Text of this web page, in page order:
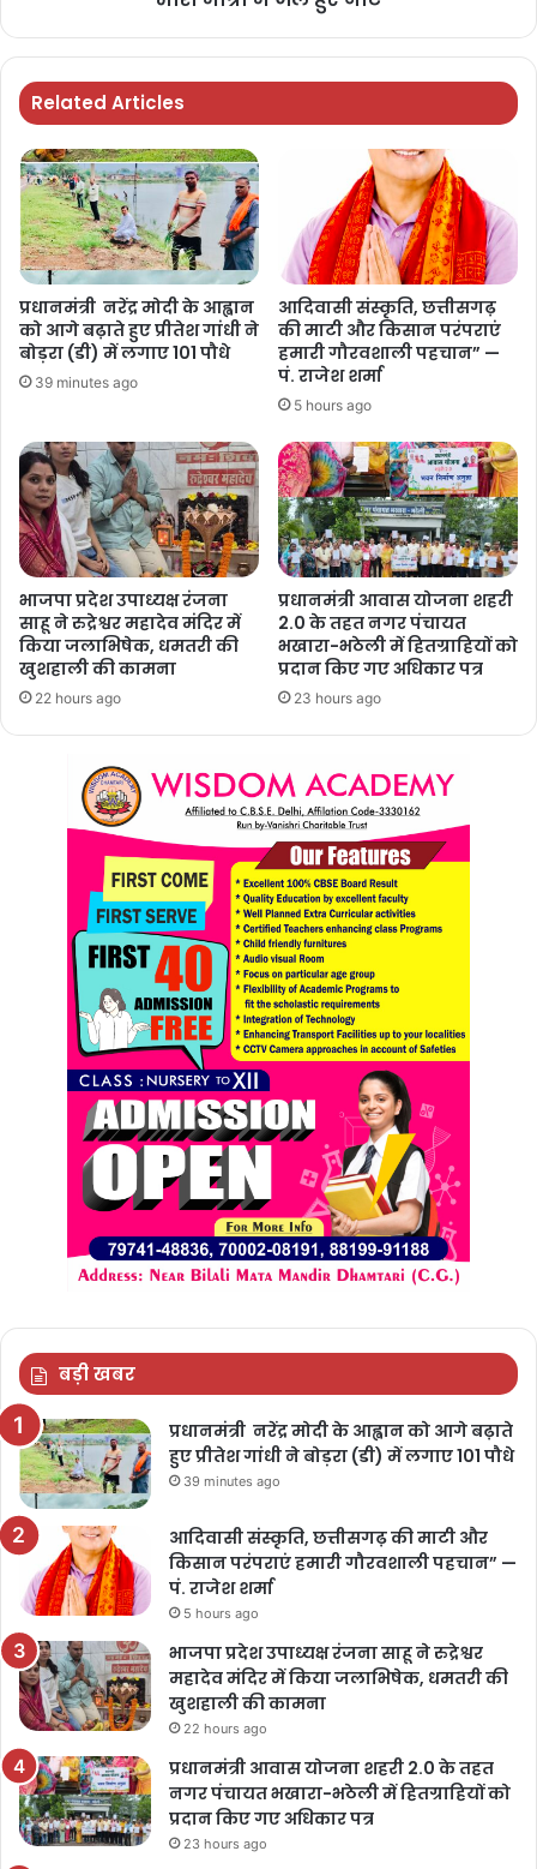
Related Articles
प्रधानमंत्री नरेंद्र मोदी के आह्वान
को आगे बढ़ाते हुए प्रीतेश गांधी ने
बोड़रा (डी) में लगाए 101 पौधे
39 minutes ago
आदिवासी संस्कृति, छत्तीसगढ़
की माटी और किसान परंपराएं
हमारी गौरवशाली पहचान” —
पं. राजेश शर्मा
5 hours ago
भाजपा प्रदेश उपाध्यक्ष रंजना
साहू ने रुद्रेश्वर महादेव मंदिर में
किया जलाभिषेक, धमतरी की
खुशहाली की कामना
22 hours ago
प्रधानमंत्री आवास योजना शहरी
2.0 के तहत नगर पंचायत
भखारा-भठेली में हितग्राहियों को
प्रदान किए गए अधिकार पत्र
23 hours ago
बड़ी खबर
प्रधानमंत्री नरेंद्र मोदी के आह्वान को आगे बढ़ाते
हुए प्रीतेश गांधी ने बोड़रा (डी) में लगाए 101 पौधे
39 minutes ago
आदिवासी संस्कृति, छत्तीसगढ़ की माटी और
किसान परंपराएं हमारी गौरवशाली पहचान” —
पं. राजेश शर्मा
5 hours ago
भाजपा प्रदेश उपाध्यक्ष रंजना साहू ने रुद्रेश्वर
महादेव मंदिर में किया जलाभिषेक, धमतरी की
खुशहाली की कामना
22 hours ago
प्रधानमंत्री आवास योजना शहरी 2.0 के तहत
नगर पंचायत भखारा-भठेली में हितग्राहियों को
प्रदान किए गए अधिकार पत्र
23 hours ago